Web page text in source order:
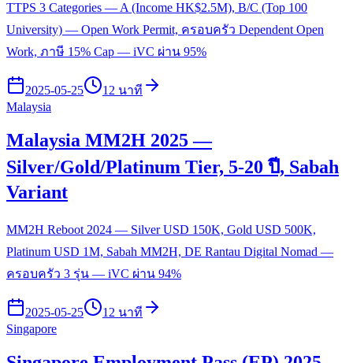
TTPS 3 Categories — A (Income HK$2.5M), B/C (Top 100
University) — Open Work Permit, ครอบครัว Dependent Open
Work, ภาษี 15% Cap — iVC ผ่าน 95%
2025-05-25
12 นาที
Malaysia
Malaysia MM2H 2025 —
Silver/Gold/Platinum Tier, 5-20 ปี, Sabah
Variant
MM2H Reboot 2024 — Silver USD 150K, Gold USD 500K,
Platinum USD 1M, Sabah MM2H, DE Rantau Digital Nomad —
ครอบครัว 3 รุ่น — iVC ผ่าน 94%
2025-05-25
12 นาที
Singapore